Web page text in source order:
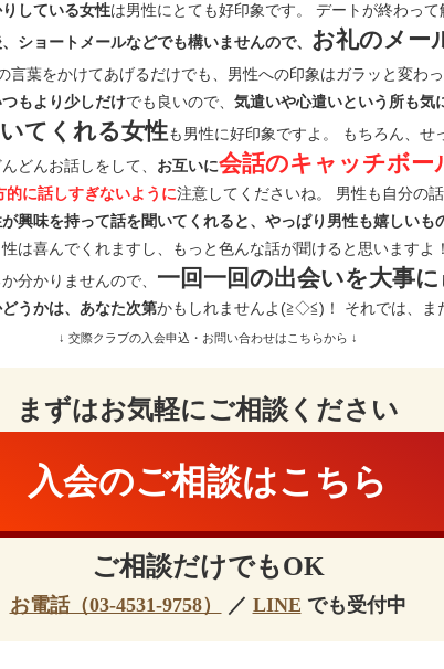
している女性は男性にとても好印象です。 デートが終わっ
ショートメールなどでも構いませんので、 お礼のメー
言葉をかけてあげるだけでも、男性への印象はガラッと変わっ
つもより少しだけでも良いので、 気遣いや心遣いという所も気
てくれる女性も男性に好印象ですよ。 もちろん、せ
どんお話しをして、 お互いに会話のキャッチボー
的に話しすぎないように注意してくださいね。 男性も自分の
興味を持って話を聞いてくれると、やっぱり男性も嬉しいも
は喜んでくれますし、もっと色んな話が聞けると思いますよ
分かりませんので、 一回一回の出会いを大事に
うかは、あなた次第かもしれませんよ(≧◇≦)！ それでは、ま
↓ 交際クラブの入会申込・お問い合わせはこちらから ↓
まずはお気軽にご相談ください
入会のご相談はこちら
ご相談だけでもOK
お電話（03-4531-9758） ／ LINE でも受付中